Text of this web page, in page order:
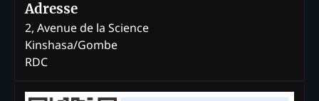
Adresse
2, Avenue de la Science
Kinshasa/Gombe
RDC